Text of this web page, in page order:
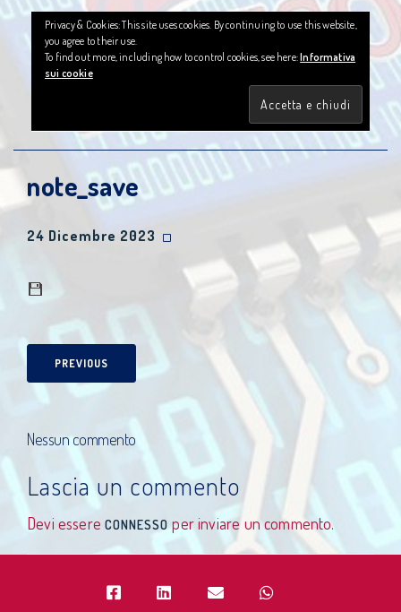
Privacy & Cookies: This site uses cookies. By continuing to use this website,
you agree to their use.
To find out more, including how to control cookies, see here:Informativa
sui cookie
note_save
24 Dicembre 2023
PREVIOUS
Nessun commento
Lascia un commento
Devi essereCONNESSO per inviare un commento.